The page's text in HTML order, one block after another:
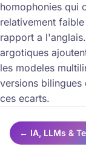
homophonies qui
relativement
rapport a
argotiques
les modeles
versions
ces ecarts.
← IA, LLMs &